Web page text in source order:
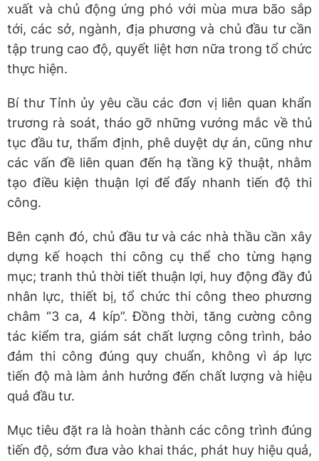
xuất và chủ động ứng phó với mùa mưa bão sắp
tới, các sở, ngành, địa phương và chủ đầu tư cần
tập trung cao độ, quyết liệt hơn nữa trong tổ chức
thực hiện.
Bí thư Tỉnh ủy yêu cầu các đơn vị liên quan khẩn
trương rà soát, tháo gỡ những vướng mắc về thủ
tục đầu tư, thẩm định, phê duyệt dự án, cũng như
các vấn đề liên quan đến hạ tầng kỹ thuật, nhằm
tạo điều kiện thuận lợi để đẩy nhanh tiến độ thi
công.
Bên cạnh đó, chủ đầu tư và các nhà thầu cần xây
dựng kế hoạch thi công cụ thể cho từng hạng
mục; tranh thủ thời tiết thuận lợi, huy động đầy đủ
nhân lực, thiết bị, tổ chức thi công theo phương
châm “3 ca, 4 kíp”. Đồng thời, tăng cường công
tác kiểm tra, giám sát chất lượng công trình, bảo
đảm thi công đúng quy chuẩn, không vì áp lực
tiến độ mà làm ảnh hưởng đến chất lượng và hiệu
quả đầu tư.
Mục tiêu đặt ra là hoàn thành các công trình đúng
tiến độ, sớm đưa vào khai thác, phát huy hiệu quả,